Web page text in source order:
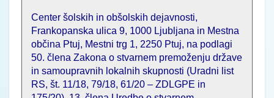
Center šolskih in obšolskih dejavnosti,
Frankopanska ulica 9, 1000 Ljubljana in Mestna
občina Ptuj, Mestni trg 1, 2250 Ptuj, na podlagi
50. člena Zakona o stvarnem premoženju države
in samoupravnih lokalnih skupnosti (Uradni list
RS, št. 11/18, 79/18, 61/20 – ZDLGPE in